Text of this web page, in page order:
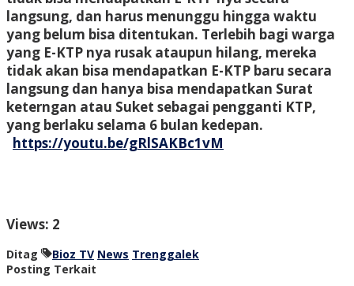
langsung, dan harus menunggu hingga waktu
yang belum bisa ditentukan. Terlebih bagi warga
yang E-KTP nya rusak ataupun hilang, mereka
tidak akan bisa mendapatkan E-KTP baru secara
langsung dan hanya bisa mendapatkan Surat
keterngan atau Suket sebagai pengganti KTP,
yang berlaku selama 6 bulan kedepan.
https://youtu.be/gRlSAKBc1vM
Views: 2
Ditag Bioz TV News Trenggalek
Posting Terkait